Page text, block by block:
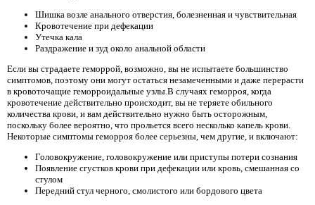
Шишка возле анального отверстия, болезненная и чувствительная
Кровотечение при дефекации
Утечка кала
Раздражение и зуд около анальной области
Если вы страдаете геморрой, возможно, вы не испытаете большинство
симптомов, поэтому они могут остаться незамеченными и даже перерасти
в кровоточащие геморроидальные узлы.В случаях геморроя, когда
кровотечение действительно происходит, вы не теряете обильного
количества крови, и вам действительно нужно быть осторожным,
поскольку более вероятно, что прольется всего несколько капель крови.
Некоторые симптомы геморроя более серьезны, чем другие, и включают:
Головокружение, головокружение или приступы потери сознания
Появление сгустков крови при дефекации или кровь, смешанная со
стулом
Передний стул черного, смолистого или бордового цвета